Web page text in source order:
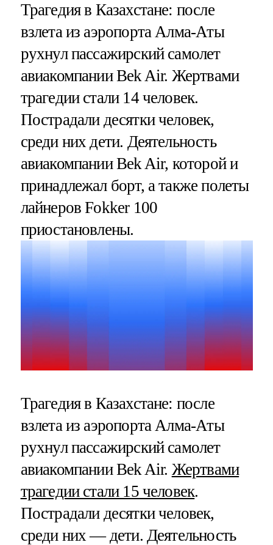
Трагедия в Казахстане: после
взлета из аэропорта Алма-Аты
рухнул пассажирский самолет
авиакомпании Bek Air. Жертвами
трагедии стали 14 человек.
Пострадали десятки человек,
среди них дети. Деятельность
авиакомпании Bek Air, которой и
принадлежал борт, а также полеты
лайнеров Fokker 100
приостановлены.
Трагедия в Казахстане: после
взлета из аэропорта Алма-Аты
рухнул пассажирский самолет
авиакомпании Bek Air. Жертвами
трагедии стали 15 человек.
Пострадали десятки человек,
среди них — дети. Деятельность